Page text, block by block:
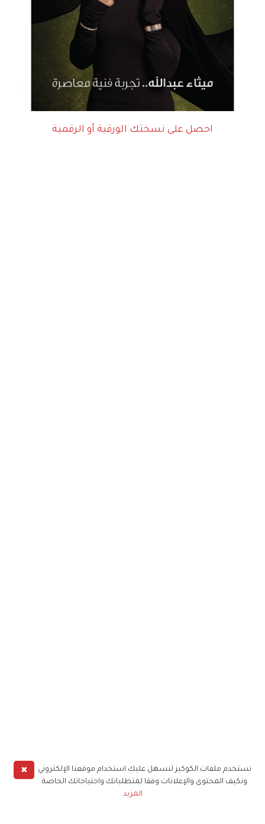
احصل على نسختك الورقية أو الرقمية
✖
نستخدم ملفات الكوكيز لنسهل عليك استخدام موقعنا الإلكتروني
ونكيف المحتوى والإعلانات وفقا لمتطلباتك واحتياجاتك الخاصة
المزيد